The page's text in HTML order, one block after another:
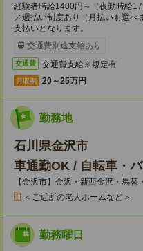
経験者時給1400円～（夜勤時給
／週払い制度あり（月払いも選
支払いとなります。
交通費別途支給あり
交通費 交通費支給※規定有
月収例 20～25万円
勤務地
石川県金沢市
車通勤OK / 自転車・
【金沢市】金沢・新西金沢・馬
＜ご近所の老人ホームなど＞
勤務曜日